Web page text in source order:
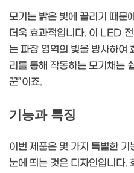
모기는 밝은 빛에 끌리기 때
더욱 효과적입니다. 이 LED
는 파장 영역의 빛을 방사하여
리를 통해 작동하는 모기채는
꾼”이죠.
기능과 특징
이번 제품은 몇 가지 특별한
눈에 띄는 것은 디자인입니다.